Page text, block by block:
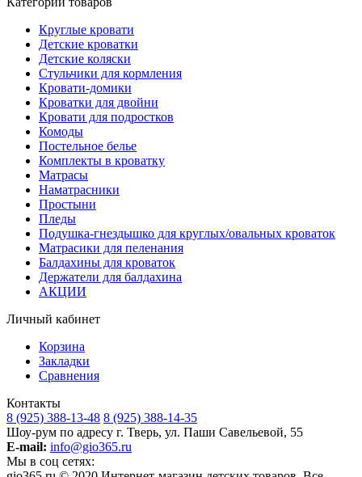
Круглые кровати
Детские кроватки
Детские коляски
Стульчики для кормления
Кровати-домики
Кроватки для двойни
Кровати для подростков
Комоды
Постельное белье
Комплекты в кроватку
Матрасы
Наматрасники
Простыни
Пледы
Подушка-гнездышко для круглых/овальных кроваток
Матрасики для пеленания
Балдахины для кроваток
Держатели для балдахина
АКЦИИ
Личный кабинет
Корзина
Закладки
Сравнения
Контакты
8 (925) 388-13-48 8 (925) 388-14-35
Шоу-рум по адресу г. Тверь, ул. Паши Савельевой, 55
E-mail: info@gio365.ru
Мы в соц сетях: